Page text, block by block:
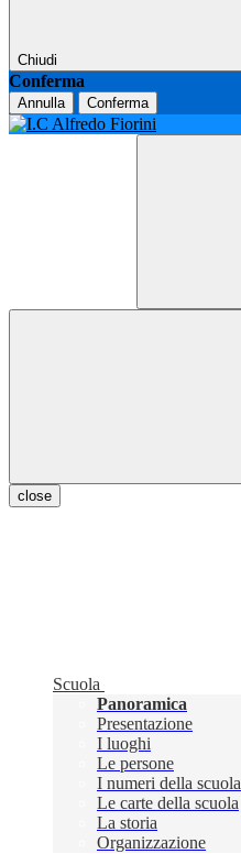
Chiudi
Conferma
Annulla Conferma
close
Scuola
Panoramica
Presentazione
I luoghi
Le persone
I numeri della scuola
Le carte della scuola
La storia
Organizzazione